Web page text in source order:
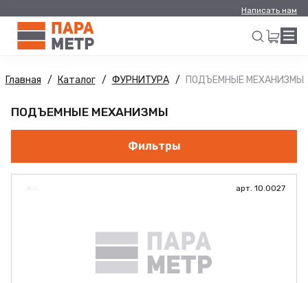
Написать нам
Искать
Главная Каталог ФУРНИТУРА ПОДЪЕМНЫЕ МЕХАНИЗМЫ
ПОДЪЕМНЫЕ МЕХАНИЗМЫ
Фильтры
арт. 10.0027